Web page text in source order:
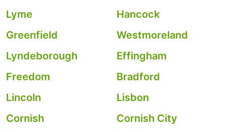
Lyme
Hancock
Greenfield
Westmoreland
Lyndeborough
Effingham
Freedom
Bradford
Lincoln
Lisbon
Cornish
Cornish City